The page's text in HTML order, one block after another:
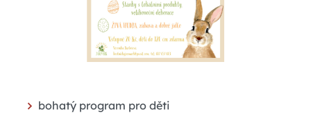
bohatý program pro děti